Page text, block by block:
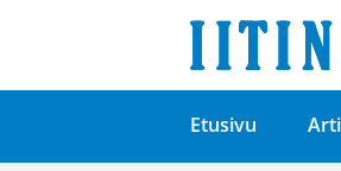
Etusivu